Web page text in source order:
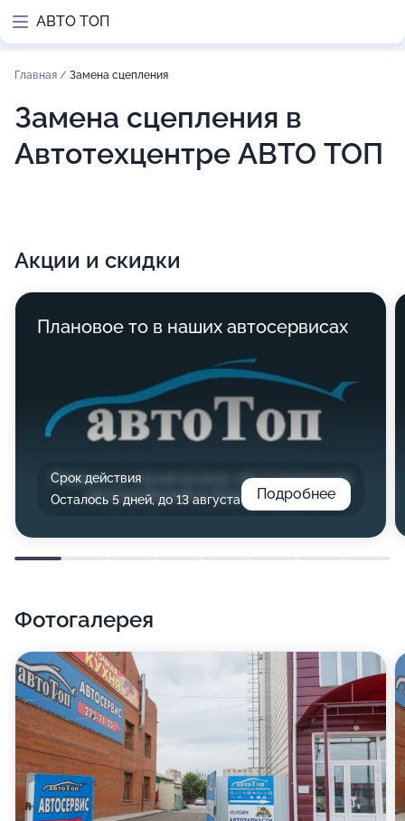
АВТО ТОП
Главная / Замена сцепления
Замена сцепления в
Автотехцентре АВТО ТОП
Акции и скидки
Плановое то в наших автосервисах
Срок действия
Осталось 5 дней, до 13 августа
Подробнее
Фотогалерея